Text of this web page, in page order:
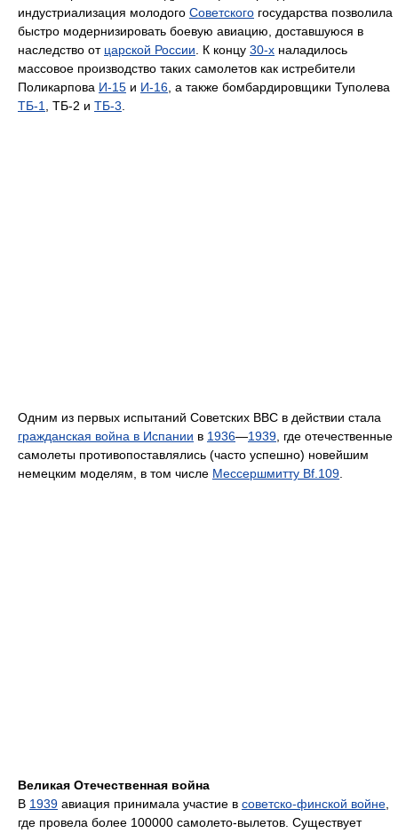
индустриализация молодого Советского государства позволила
быстро модернизировать боевую авиацию, доставшуюся в
наследство от царской России. К концу 30-х наладилось
массовое производство таких самолетов как истребители
Поликарпова И-15 и И-16, а также бомбардировщики Туполева
ТБ-1, ТБ-2 и ТБ-3.
Одним из первых испытаний Советских ВВС в действии стала
гражданская война в Испании в 1936—1939, где отечественные
самолеты противопоставлялись (часто успешно) новейшим
немецким моделям, в том числе Мессершмитту Bf.109.
Великая Отечественная война
В 1939 авиация принимала участие в советско-финской войне,
где провела более 100000 самолето-вылетов. Существует